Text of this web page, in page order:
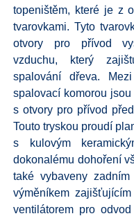
topeništěm, které je z
tvarovkami. Tyto
otvory pro přívod
vzduchu, který
spalování dřeva.
spalovací komorou
s otvory pro přívod
Touto tryskou proudí
s kulovým
dokonalému dohoření
také vybaveny
výměníkem
ventilátorem pro